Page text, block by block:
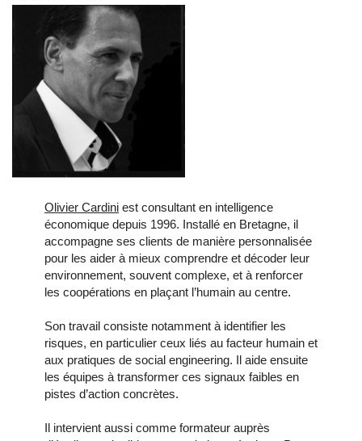
Olivier Cardini est consultant en intelligence
économique depuis 1996. Installé en Bretagne, il
accompagne ses clients de manière personnalisée
pour les aider à mieux comprendre et décoder leur
environnement, souvent complexe, et à renforcer
les coopérations en plaçant l’humain au centre.
Son travail consiste notamment à identifier les
risques, en particulier ceux liés au facteur humain et
aux pratiques de social engineering. Il aide ensuite
les équipes à transformer ces signaux faibles en
pistes d’action concrètes.
Il intervient aussi comme formateur auprès